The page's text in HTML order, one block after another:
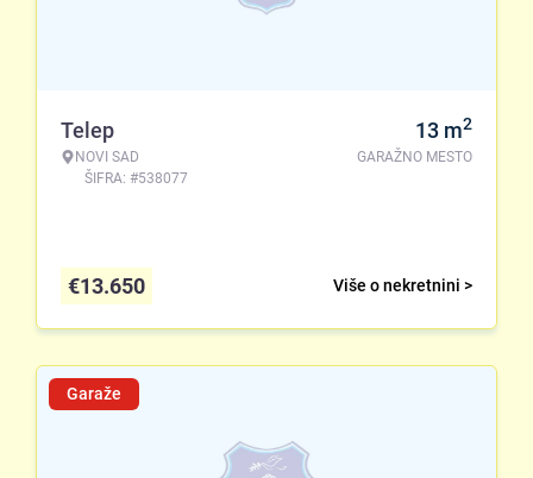
Telep
NOVI SAD
ŠIFRA: #538077
13 m2
GARAŽNO MESTO
Više o nekretnini >
€13.650
Garaže